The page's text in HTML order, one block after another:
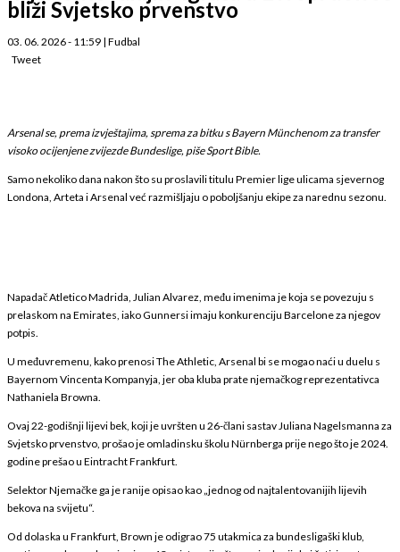
bliži Svjetsko prvenstvo
03. 06. 2026 - 11:59 | Fudbal
Tweet
Arsenal se, prema izvještajima, sprema za bitku s Bayern Münchenom za transfer
visoko ocijenjene zvijezde Bundeslige, piše Sport Bible.
Samo nekoliko dana nakon što su proslavili titulu Premier lige ulicama sjevernog
Londona, Arteta i Arsenal već razmišljaju o poboljšanju ekipe za narednu sezonu.
Napadač Atletico Madrida, Julian Alvarez, među imenima je koja se povezuju s
prelaskom na Emirates, iako Gunnersi imaju konkurenciju Barcelone za njegov
potpis.
U međuvremenu, kako prenosi The Athletic, Arsenal bi se mogao naći u duelu s
Bayernom Vincenta Kompanyja, jer oba kluba prate njemačkog reprezentativca
Nathaniela Browna.
Ovaj 22-godišnji lijevi bek, koji je uvršten u 26-člani sastav Juliana Nagelsmanna za
Svjetsko prvenstvo, prošao je omladinsku školu Nürnberga prije nego što je 2024.
godine prešao u Eintracht Frankfurt.
Selektor Njemačke ga je ranije opisao kao „jednog od najtalentovanijih lijevih
bekova na svijetu“.
Od dolaska u Frankfurt, Brown je odigrao 75 utakmica za bundesligaški klub,